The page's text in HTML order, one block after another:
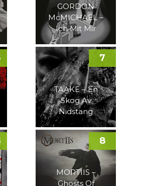
GORDON
McMICHAEL –
Ich Mit Mir
TAAKE – En
Skog Av
Nidstang
7
MORTIIS –
Ghosts Of
8